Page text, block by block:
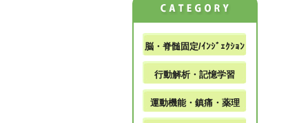
脳・脊髄固定/ｲﾝｼﾞｪｸｼｮﾝ
行動解析・記憶学習
運動機能・鎮痛・薬理